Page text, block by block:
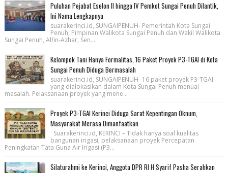
Puluhan Pejabat Eselon II hingga IV Pemkot Sungai Penuh Dilantik,
Ini Nama Lengkapnya
suarakerinci.id, SUNGAIPENUH- Pemerintah Kota Sungai
Penuh, Pimpinan Walikota Sungai Penuh dan Wakil Walikota
Sungai Penuh, Alfin-Azhar, Sen...
Kelompok Tani Hanya Formalitas, 16 Paket Proyek P3-TGAI di Kota
Sungai Penuh Diduga Bermasalah
suarakerinci.id, SUNGAIPENUH- 16 paket proyek P3-TGAI
yang dialokasikan dalam Kota Sungai Penuh menuai
masalah. Pelaksanaan proyek yang mene...
Proyek P3-TGAI Kerinci Diduga Sarat Kepentingan Oknum,
Masyarakat Merasa Dimanfaatkan
Suarakerinci.id, KERINCI – Tidak hanya soal kualitas
bangunan irigasi, pelaksanaan proyek Percepatan
Peningkatan Tata Guna Air Irigasi (P3...
Silaturahmi ke Kerinci, Anggota DPR RI H Syarif Pasha Serahkan